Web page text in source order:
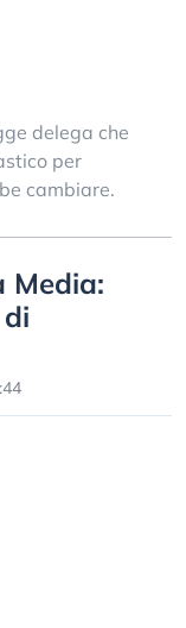
delega che
per
cambiare.
Media: